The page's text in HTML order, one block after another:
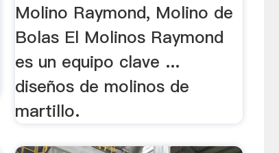
Molino Raymond, Molino de
Bolas El Molinos Raymond
es un equipo clave ...
diseños de molinos de
martillo.